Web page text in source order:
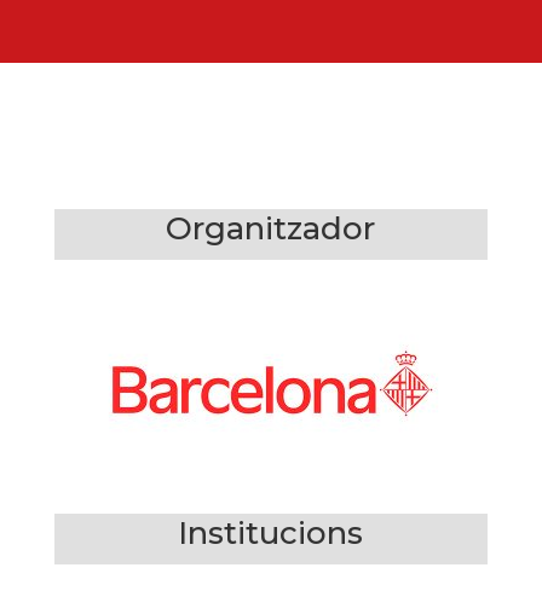
Organitzador
Institucions